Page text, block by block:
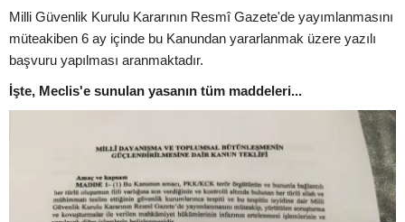
Milli Güvenlik Kurulu Kararının Resmî Gazete'de yayımlanmasını
müteakiben 6 ay içinde bu Kanundan yararlanmak üzere yazılı
başvuru yapılması aranmaktadır.
İşte, Meclis'e sunulan yasanın tüm maddeleri...